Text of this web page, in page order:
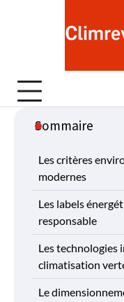
Sommaire
Les critères
modernes
Les labels
responsable
Les technologies
climatisation
Le